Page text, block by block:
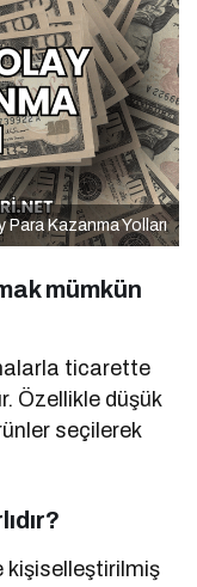
Kazanma Yolları
mümkün
ticarette
Özellikle düşük
seçilerek
kişiselleştirilmiş